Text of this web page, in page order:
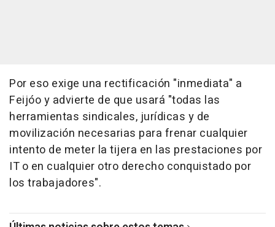
Por eso exige una rectificación "inmediata" a
Feijóo y advierte de que usará "todas las
herramientas sindicales, jurídicas y de
movilización necesarias para frenar cualquier
intento de meter la tijera en las prestaciones por
IT o en cualquier otro derecho conquistado por
los trabajadores".